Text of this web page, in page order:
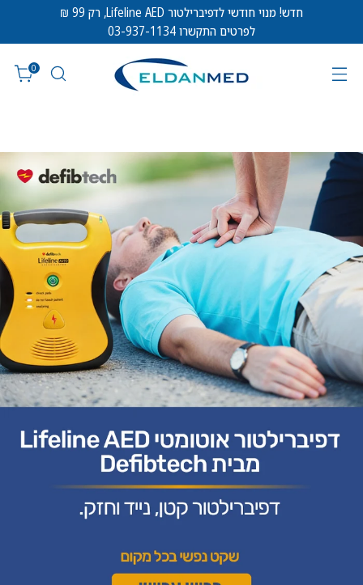
חדש! מנוי חודשי לדפיברילטור Lifeline AED, רק 99 ₪
לפרטים התקשרו 03-937-1134
0